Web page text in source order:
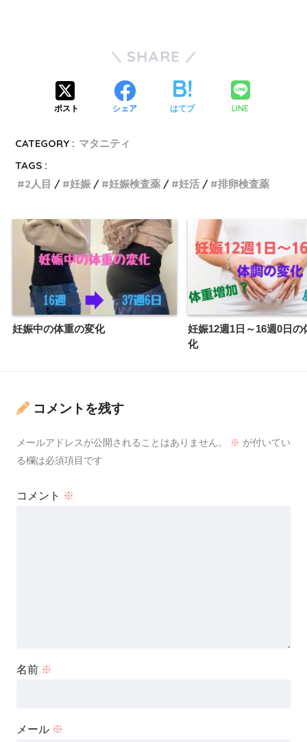
SHARE
ポスト シェア はてブ LINE
CATEGORY : マタニティ
TAGS :
2人目
妊娠 妊娠検査薬 妊活 排卵検査薬
妊娠中の体重の変化
妊娠12週1日～16週0日の
化
コメントを残す
メールアドレスが公開されることはありません。 ※ が付いてい
る欄は必須項目です
コメント ※
名前 ※
メール ※